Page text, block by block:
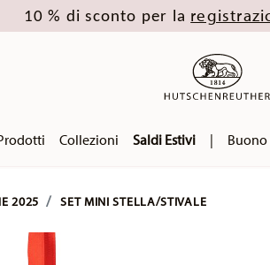
10 % di sconto per la
Collezioni Saldi Estivi |
2025 SET MINI STELLA/STIVALE